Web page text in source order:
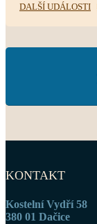
DALŠÍ UDÁLOSTI
KONTAKT
Kostelní Vydří 58
380 01 Dačice